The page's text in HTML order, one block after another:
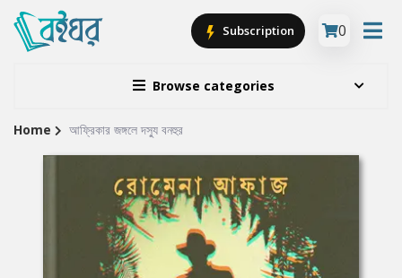
Browse categories
Subscription 0
Site
Breadcrumb
Home আফ্রিকার জঙ্গলে দস্যু বনহুর